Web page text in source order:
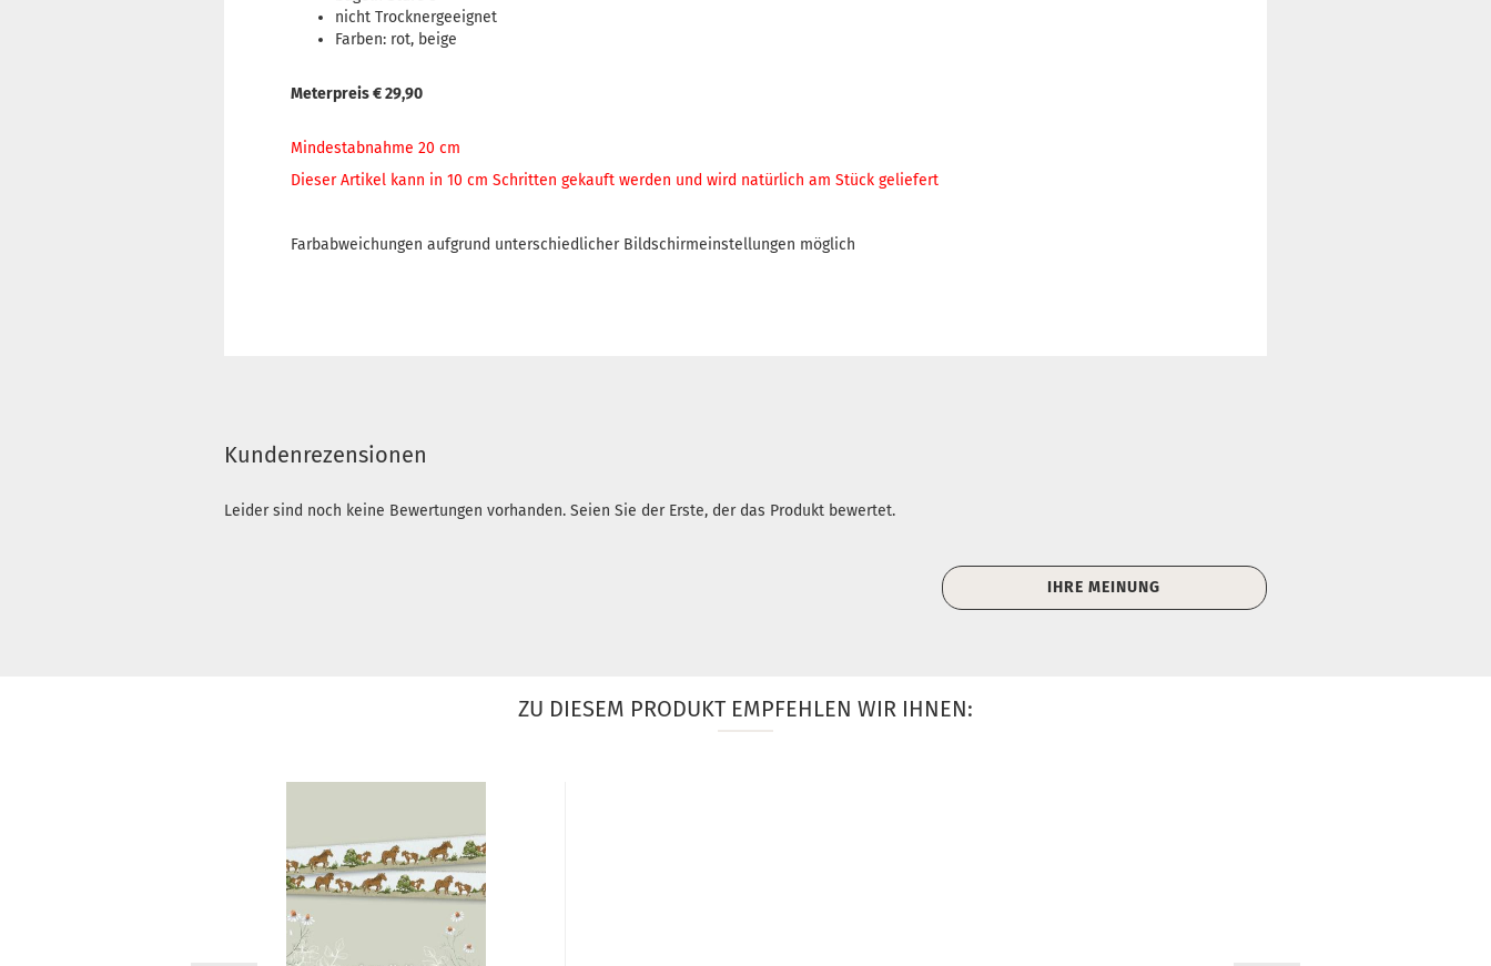
nicht Trocknergeeignet
Farben: rot, beige
Meterpreis € 29,90
Mindestabnahme 20 cm
Dieser Artikel kann in 10 cm Schritten gekauft werden und wird natürlich am Stück geliefert
Farbabweichungen aufgrund unterschiedlicher Bildschirmeinstellungen möglich
Kundenrezensionen
Leider sind noch keine Bewertungen vorhanden. Seien Sie der Erste, der das Produkt bewertet.
IHRE MEINUNG
ZU DIESEM PRODUKT EMPFEHLEN WIR IHNEN: